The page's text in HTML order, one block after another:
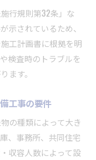
導灯工事のポイン
設置義務の関係整
消防設備工事の
工事の具体例
と設置義務の関係
条の義務関係を解
行規則第32条」な
示されているため、
工計画書に根拠を明
検査時のトラブルを
ます。
工事の要件
の種類によって大き
、事務所、共同住宅
収容人数によって設